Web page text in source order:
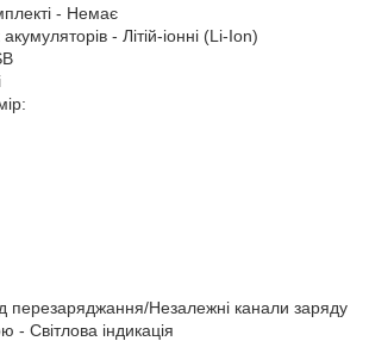
- Немає
- Літій-іонні (Li-Ion)
перезаряджання/Незалежні канали заряду
- Світлова індикація